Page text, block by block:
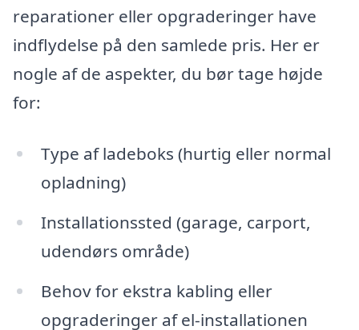
reparationer eller opgraderinger have
indflydelse på den samlede pris. Her er
nogle af de aspekter, du bør tage højde
for:
Type af ladeboks (hurtig eller normal
opladning)
Installationssted (garage, carport,
udendørs område)
Behov for ekstra kabling eller
opgraderinger af el-installationen